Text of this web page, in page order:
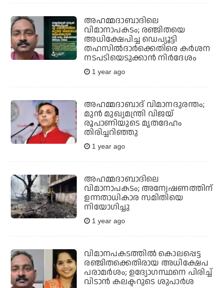
അഹമ്മദാബാദിലെ
വിമാനാപകടം; രഞ്ജിതയെ
അധിക്ഷേപിച്ച ഡെപ്യൂട്ടി
തഹസില്‍ദാര്‍ക്കെതിരെ കര്‍ശന
നടപടിയെടുക്കാന്‍ നിര്‍ദേശം
1 year ago
അഹമ്മദാബാദ് വിമാനദുരന്തം;
മുന്‍ മുഖ്യമന്ത്രി വിജയ്
രൂപാണിയുടെ മൃതദേഹം
തിരിച്ചറിഞ്ഞു
1 year ago
അഹമ്മദാബാദിലെ
വിമാനാപകടം; അന്വേഷണത്തിന്
ഉന്നതാധികാര സമിതിയെ
നിയോഗിച്ചു
1 year ago
വിമാനപകടത്തില്‍ കൊലപ്പെട്ട
രഞ്ജിതക്കെതിരായ അധിക്ഷേപ
പരാമര്‍ശം; ഉദ്യോഗസ്ഥനെ പിരിച്ച്
വിടാന്‍ കലക്ടറുടെ ശുപാര്‍ശ